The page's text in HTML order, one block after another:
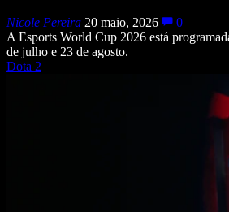
Nicole Pereira 20 maio, 2026
0
A Esports World Cup 2026 está
de julho e 23 de agosto.
Dota 2